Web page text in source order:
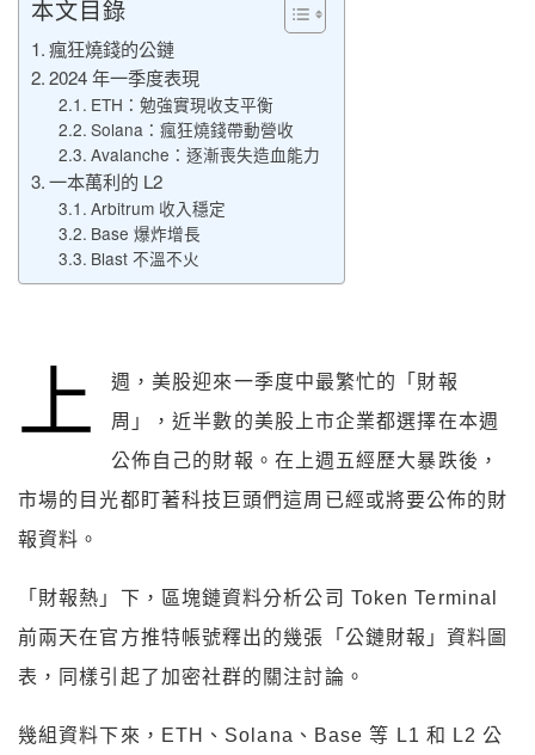
本文目錄
瘋狂燒錢的公鏈
2024 年一季度表現
ETH：勉強實現收支平衡
Solana：瘋狂燒錢帶動營收
Avalanche：逐漸喪失造血能力
一本萬利的 L2
Arbitrum 收入穩定
Base 爆炸增長
Blast 不溫不火
上
週，美股迎來一季度中最繁忙的「財報
周」，近半數的美股上市企業都選擇在本週
公佈自己的財報。在上週五經歷大暴跌後，
市場的目光都盯著科技巨頭們這周已經或將要公佈的財
報資料。
「財報熱」下，區塊鏈資料分析公司 Token Terminal
前兩天在官方推特帳號釋出的幾張「公鏈財報」資料圖
表，同樣引起了加密社群的關注討論。
幾組資料下來，ETH、Solana、Base 等 L1 和 L2 公